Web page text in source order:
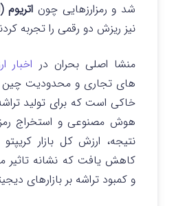
شد و رمزارزهایی چون اتریوم (ETH)
نیز ریزش دو رقمی را تجربه
منشا اصلی بحران در اخبار
های تجاری و محدودیت چین
خاکی است که برای تولید
هوش مصنوعی و استخراج
کاهش یافت که نشانه تاثیر
و کمبود تراشه بر بازارهای